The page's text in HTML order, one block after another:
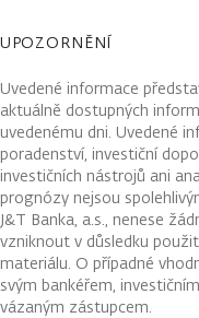
UPOZORNĚNÍ
Uvedené informace
aktuálně dostupných
uvedenému dni. Uvedené
poradenství, investiční
investičních nástrojů ani
prognózy nejsou
J&T Banka, a.s., nenese
vzniknout v důsledku
materiálu. O případné
svým bankéřem,
vázaným zástupcem.